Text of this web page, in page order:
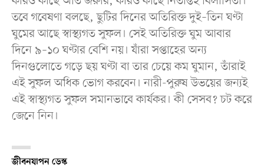
তবে গবেষণা বলছে, ছুটির দিনের অতিরিক্ত দুই–তিন ঘণ্টা
ঘুমের আছে স্বাস্থ্যগত সুফল। সেই অতিরিক্ত ঘুম আবার
দিনে ৯–১০ ঘণ্টার বেশি নয়। যাঁরা সপ্তাহের অন্য
দিনগুলোতে গড়ে ছয় ঘণ্টা বা তার চেয়ে কম ঘুমান, তাঁরাই
এই সুফল অধিক ভোগ করবেন। নারী-পুরুষ উভয়ের জন্যই
এই স্বাস্থ্যগত সুফল সমানভাবে কার্যকর। কী সেসব? চট করে
জেনে নিন।
জীবনযাপন ডেস্ক